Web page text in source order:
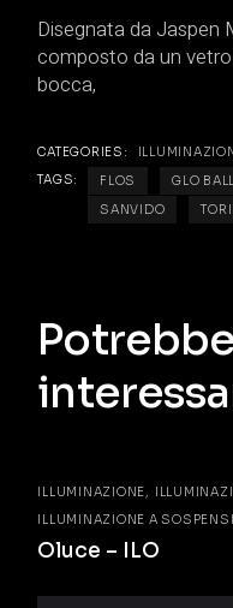
Disegnata da Jaspen
composto da un
bocca,
CATEGORIES:
TAGS:
FLOS GLO BALL
SANVIDO
ILLUMINAZIONE
ILLUMINAZIONE A
Oluce – ILO